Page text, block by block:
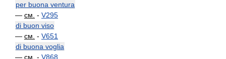
per buona ventura
— см. - V295
di buon viso
— см. - V651
di buona voglia
— см. - V868